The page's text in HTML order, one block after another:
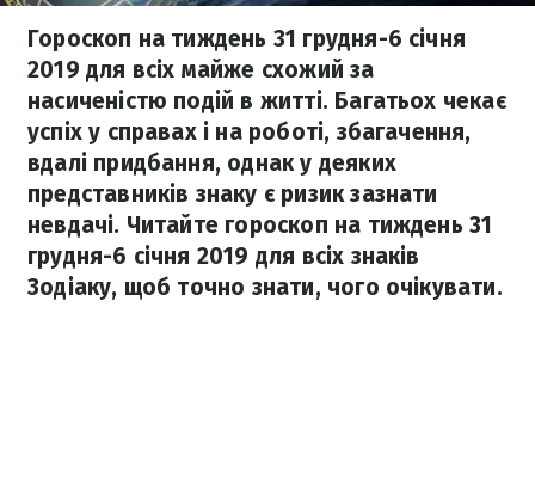
Гороскоп на тиждень 31 грудня-6 січня
2019 для всіх майже схожий за
насиченістю подій в житті. Багатьох чекає
успіх у справах і на роботі, збагачення,
вдалі придбання, однак у деяких
представників знаку є ризик зазнати
невдачі. Читайте гороскоп на тиждень 31
грудня-6 січня 2019 для всіх знаків
Зодіаку, щоб точно знати, чого очікувати.